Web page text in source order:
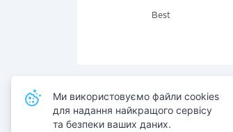
Best
Також сплачують
Ми використовуємо файли cookies
для надання найкращого сервісу
та безпеки ваших даних.